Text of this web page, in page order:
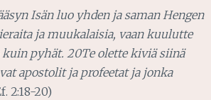
Isän luo yhden ja saman Hengen
ja muukalaisia, vaan kuulutte
kuin pyhät. 20Te olette kiviä siinä
apostolit ja profeetat ja jonka
2:18-20)